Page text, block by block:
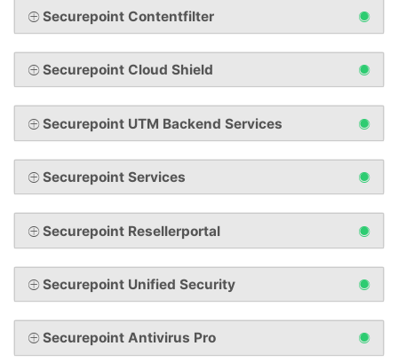
Securepoint Contentfilter
Securepoint Cloud Shield
Securepoint UTM Backend Services
Securepoint Services
Securepoint Resellerportal
Securepoint Unified Security
Securepoint Antivirus Pro